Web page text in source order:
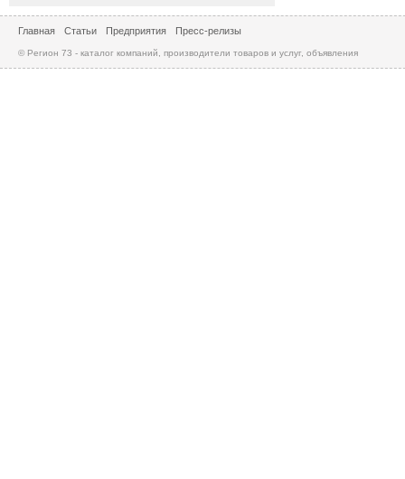
Главная Статьи Предприятия Пресс-релизы
© Регион 73 - каталог компаний, производители товаров и услуг, объявления